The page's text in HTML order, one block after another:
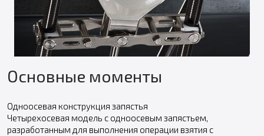
Основные моменты
Одноосевая конструкция запястья
Четырехосевая модель с одноосевым запястьем,
разработанным для выполнения операции взятия с